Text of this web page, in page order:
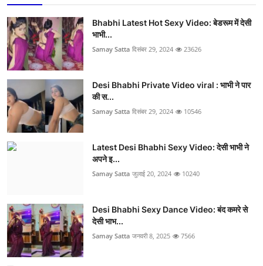
Bhabhi Latest Hot Sexy Video: बेडरूम में देसी
भाभी...
Samay Satta दिसंबर 29, 2024 23626
Desi Bhabhi Private Video viral : भाभी ने पार
की स...
Samay Satta दिसंबर 29, 2024 10546
Latest Desi Bhabhi Sexy Video: देसी भाभी ने
अपने इ...
Samay Satta जुलाई 20, 2024 10240
Desi Bhabhi Sexy Dance Video: बंद कमरे से
देसी भाभ...
Samay Satta जनवरी 8, 2025 7566